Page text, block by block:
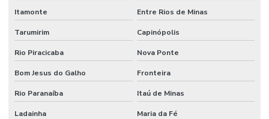
Itamonte Entre Rios de Minas
Tarumirim Capinópolis
Rio Piracicaba Nova Ponte
Bom Jesus do Galho Fronteira
Rio Paranaíba Itaú de Minas
Ladainha Maria da Fé